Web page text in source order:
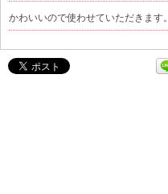
かわいいので使わせていただきます。